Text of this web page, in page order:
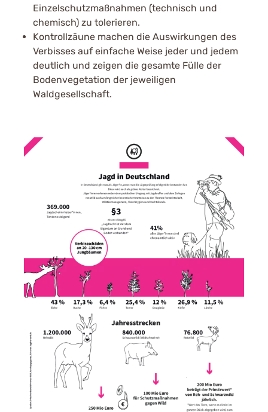
Einzelschutzmaßnahmen (technisch und
chemisch) zu tolerieren.
Kontrollzäune machen die Auswirkungen des
Verbisses auf einfache Weise jeder und jedem
deutlich und zeigen die gesamte Fülle der
Bodenvegetation der jeweiligen
Waldgesellschaft.